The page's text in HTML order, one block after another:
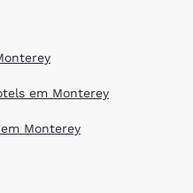
em Monterey
Monterey